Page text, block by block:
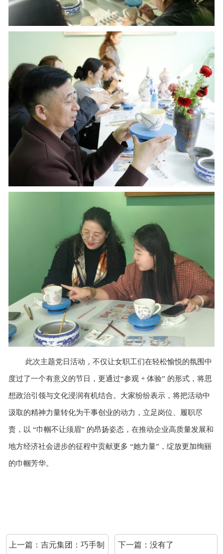
此次主题党日活动，不仅让女职工们在轻松愉悦的氛围中
度过了一个有意义的节日，更通过“参观 + 体验” 的形式，将思
想政治引领与文化浸润有机结合。大家纷纷表示，将把活动中
汲取的精神力量转化为干事创业的动力，立足岗位、履职尽
责，以 “巾帼不让须眉” 的昂扬姿态，在推动企业高质量发展和
地方经济社会进步的征程中贡献更多 “她力量”，绽放更加绚丽
的巾帼芳华。
上一篇：吉元集团：巧手制
下一篇：没有了